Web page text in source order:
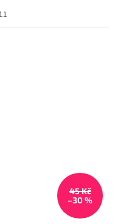
45 Kč
–30 %